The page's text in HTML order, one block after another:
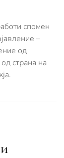
спомен
–
од
страна на